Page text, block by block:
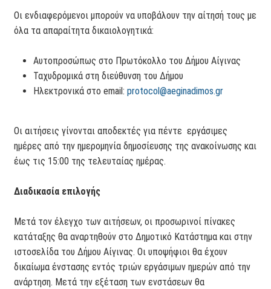
Οι ενδιαφερόμενοι μπορούν να υποβάλουν την αίτησή τους με
όλα τα απαραίτητα δικαιολογητικά:
Αυτοπροσώπως στο Πρωτόκολλο του Δήμου Αίγινας
Ταχυδρομικά στη διεύθυνση του Δήμου
Ηλεκτρονικά στο email:protocol@aeginadimos.gr
Οι αιτήσεις γίνονται αποδεκτές για πέντε εργάσιμες
ημέρες από την ημερομηνία δημοσίευσης της ανακοίνωσης και
έως τις 15:00 της τελευταίας ημέρας.
Διαδικασία επιλογής
Μετά τον έλεγχο των αιτήσεων, οι προσωρινοί πίνακες
κατάταξης θα αναρτηθούν στο Δημοτικό Κατάστημα και στην
ιστοσελίδα του Δήμου Αίγινας. Οι υποψήφιοι θα έχουν
δικαίωμα ένστασης εντός τριών εργάσιμων ημερών από την
ανάρτηση. Μετά την εξέταση των ενστάσεων θα